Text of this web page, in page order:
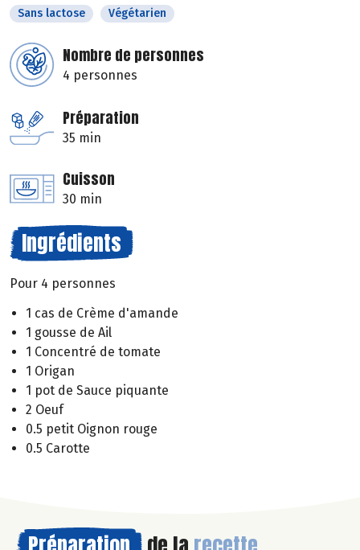
Sans lactose
Végétarien
Nombre de personnes
4 personnes
Préparation
35 min
Cuisson
30 min
Ingrédients
Pour 4 personnes
1 cas de Crème d'amande
1 gousse de Ail
1 Concentré de tomate
1 Origan
1 pot de Sauce piquante
2 Oeuf
0.5 petit Oignon rouge
0.5 Carotte